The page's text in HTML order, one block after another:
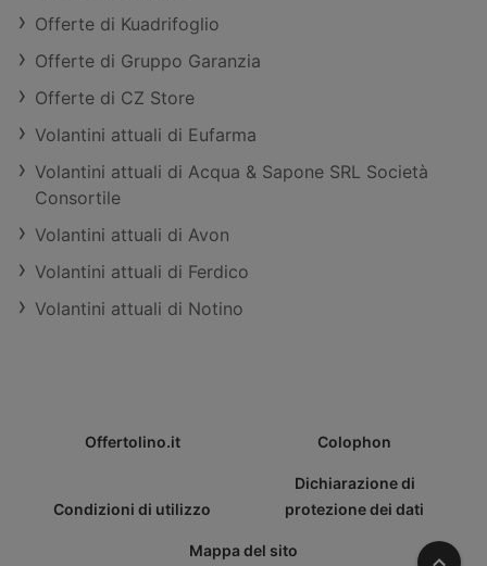
Offerte di Kuadrifoglio
Offerte di Gruppo Garanzia
Offerte di CZ Store
Volantini attuali di Eufarma
Volantini attuali di Acqua & Sapone SRL Società
Consortile
Volantini attuali di Avon
Volantini attuali di Ferdico
Volantini attuali di Notino
Offertolino.it Colophon
Condizioni di utilizzo
Dichiarazione di
protezione dei dati
Mappa del sito